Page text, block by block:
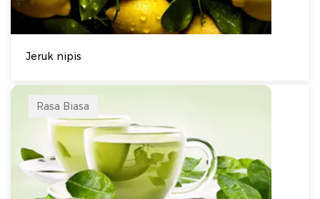
Jeruk nipis
Rasa Biasa